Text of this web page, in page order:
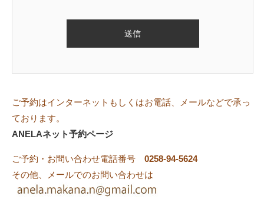
ご予約はインターネットもしくはお電話、メールなどで承っ
ております。
ANELAネット予約ページ
ご予約・お問い合わせ電話番号 0258-94-5624
その他、メールでのお問い合わせは